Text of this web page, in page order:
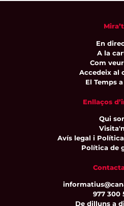
Mira’t
En
A la
Com
Accedeix al
El Temps
Enllaços
Qui
Avís legal i
Política de
977 300
De dilluns a